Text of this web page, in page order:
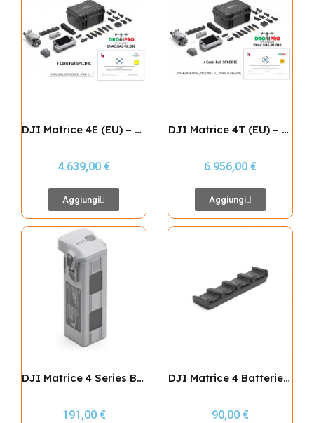
DJI Matrice 4E (EU) – Care Plus + Attestati SPECIFIC fino a STS01 EU VLOS
4.639,00 €
Aggiungi
DJI Matrice 4T (EU) – Care Plus + Attestati SPECIFIC fino a STS02 EU BVLOS
6.956,00 €
Aggiungi
DJI Matrice 4 Series Battery
191,00 €
DJI Matrice 4 Batteries Charging Hub (100W)
90,00 €